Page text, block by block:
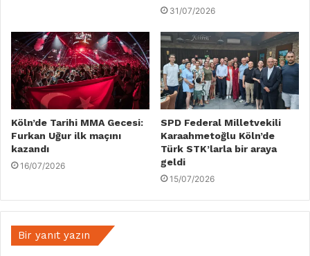
31/07/2026
Köln’de Tarihi MMA Gecesi:
Furkan Uğur ilk maçını
kazandı
16/07/2026
SPD Federal Milletvekili
Karaahmetoğlu Köln’de
Türk STK’larla bir araya
geldi
15/07/2026
Bir yanıt yazın